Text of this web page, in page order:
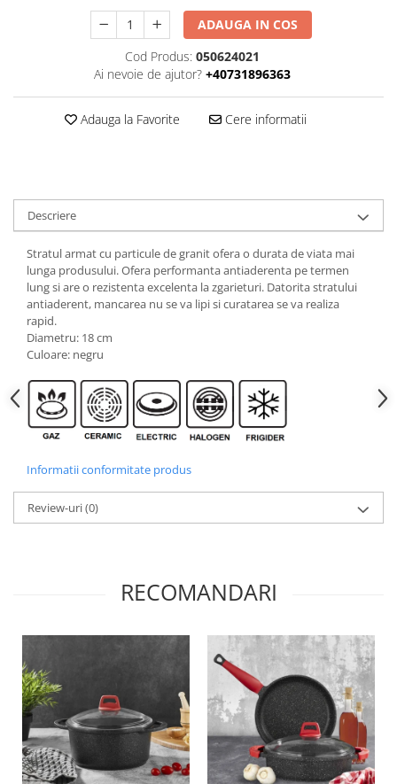
ADAUGA IN COS
Cod Produs: 050624021
Ai nevoie de ajutor? +40731896363
Adauga la Favorite Cere informatii
Descriere
Stratul armat cu particule de granit ofera o durata de viata mai
lunga produsului. Ofera performanta antiaderenta pe termen
lung si are o rezistenta excelenta la zgarieturi. Datorita stratului
antiaderent, mancarea nu se va lipi si curatarea se va realiza
rapid.
Diametru: 18 cm
Culoare: negru
Informatii conformitate produs
Review-uri(0)
RECOMANDARI